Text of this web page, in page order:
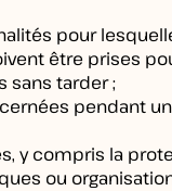
pour
être prises
sans tarder ;
pendant
y compris la
ou